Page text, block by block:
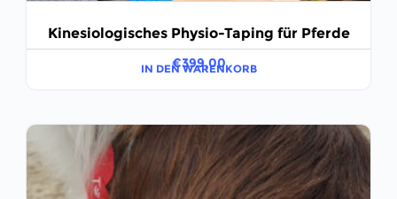
Kinesiologisches Physio-Taping für Pferde
€399,00
IN DEN WARENKORB